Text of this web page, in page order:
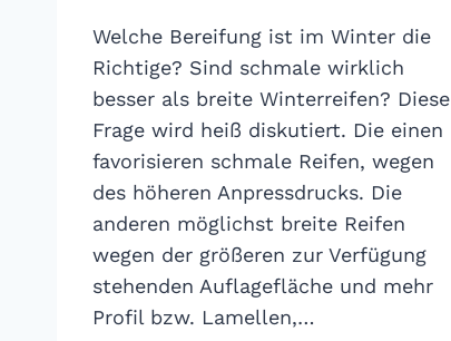
Welche Bereifung ist im Winter die
Richtige? Sind schmale wirklich
besser als breite Winterreifen? Diese
Frage wird heiß diskutiert. Die einen
favorisieren schmale Reifen, wegen
des höheren Anpressdrucks. Die
anderen möglichst breite Reifen
wegen der größeren zur Verfügung
stehenden Auflagefläche und mehr
Profil bzw. Lamellen,…